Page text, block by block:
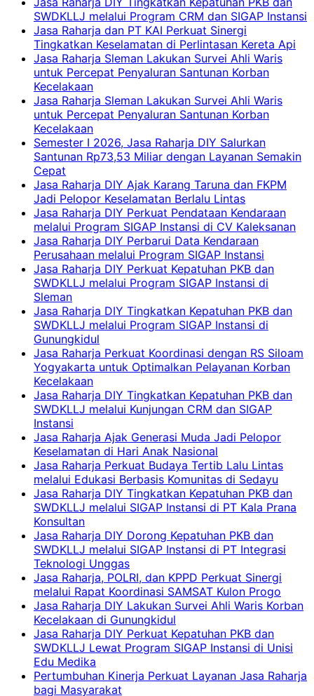
SWDKLLJ melalui Program CRM dan SIGAP Instansi
Jasa Raharja dan PT KAI Perkuat Sinergi
Tingkatkan Keselamatan di Perlintasan Kereta Api
Jasa Raharja Sleman Lakukan Survei Ahli Waris
untuk Percepat Penyaluran Santunan Korban
Kecelakaan
Jasa Raharja Sleman Lakukan Survei Ahli Waris
untuk Percepat Penyaluran Santunan Korban
Kecelakaan
Semester I 2026, Jasa Raharja DIY Salurkan
Santunan Rp73,53 Miliar dengan Layanan Semakin
Cepat
Jasa Raharja DIY Ajak Karang Taruna dan FKPM
Jadi Pelopor Keselamatan Berlalu Lintas
Jasa Raharja DIY Perkuat Pendataan Kendaraan
melalui Program SIGAP Instansi di CV Kaleksanan
Jasa Raharja DIY Perbarui Data Kendaraan
Perusahaan melalui Program SIGAP Instansi
Jasa Raharja DIY Perkuat Kepatuhan PKB dan
SWDKLLJ melalui Program SIGAP Instansi di
Sleman
Jasa Raharja DIY Tingkatkan Kepatuhan PKB dan
SWDKLLJ melalui Program SIGAP Instansi di
Gunungkidul
Jasa Raharja Perkuat Koordinasi dengan RS Siloam
Yogyakarta untuk Optimalkan Pelayanan Korban
Kecelakaan
Jasa Raharja DIY Tingkatkan Kepatuhan PKB dan
SWDKLLJ melalui Kunjungan CRM dan SIGAP
Instansi
Jasa Raharja Ajak Generasi Muda Jadi Pelopor
Keselamatan di Hari Anak Nasional
Jasa Raharja Perkuat Budaya Tertib Lalu Lintas
melalui Edukasi Berbasis Komunitas di Sedayu
Jasa Raharja DIY Tingkatkan Kepatuhan PKB dan
SWDKLLJ melalui SIGAP Instansi di PT Kala Prana
Konsultan
Jasa Raharja DIY Dorong Kepatuhan PKB dan
SWDKLLJ melalui SIGAP Instansi di PT Integrasi
Teknologi Unggas
Jasa Raharja, POLRI, dan KPPD Perkuat Sinergi
melalui Rapat Koordinasi SAMSAT Kulon Progo
Jasa Raharja DIY Lakukan Survei Ahli Waris Korban
Kecelakaan di Gunungkidul
Jasa Raharja DIY Perkuat Kepatuhan PKB dan
SWDKLLJ Lewat Program SIGAP Instansi di Unisi
Edu Medika
Pertumbuhan Kinerja Perkuat Layanan Jasa Raharja
bagi Masyarakat